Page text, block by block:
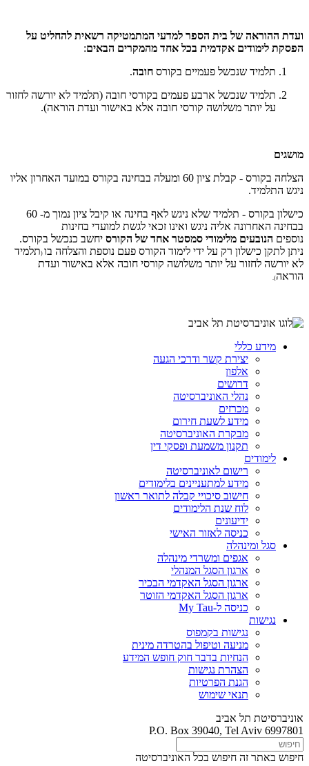
ועדת ההוראה של בית הספר למדעי המתמטיקה רשאית להחליט על
הפסקת לימודים אקדמית בכל אחד מהמקרים הבאים:
תלמיד שנכשל פעמיים בקורס חובה.
תלמיד שנכשל ארבע פעמים בקורסי חובה (תלמיד לא יורשה לחזור
על יותר משלושה קורסי חובה אלא באישור ועדת הוראה).
מושגים
הצלחה בקורס - קבלת ציון 60 ומעלה בבחינה בקורס במועד האחרון אליו
ניגש התלמיד.
כישלון בקורס - תלמיד שלא ניגש לאף בחינה או קיבל ציון נמוך מ- 60
בבחינה האחרונה אליה ניגש ואינו זכאי לגשת למועדי בחינות
נוספים הנובעים מלימודי סמסטר אחד של הקורס יחשב כנכשל בקורס.
ניתן לתקן כישלון רק על ידי לימוד הקורס פעם נוספת והצלחה בו (תלמיד
לא יורשה לחזור על יותר משלושה קורסי חובה אלא באישור ועדת
הוראה).
מידע כללי
יצירת קשר ודרכי הגעה
אלפון
דרושים
נהלי האוניברסיטה
מכרזים
מידע לשעת חירום
מבקרת האוניברסיטה
תקנון משמעת ופסקי דין
לימודים
רישום לאוניברסיטה
מידע למתעניינים בלימודים
חישוב סיכויי קבלה לתואר ראשון
לוח שנת הלימודים
ידיעונים
כניסה לאזור האישי
סגל ומינהלה
אגפים ומשרדי מינהלה
ארגון הסגל המנהלי
ארגון הסגל האקדמי הבכיר
ארגון הסגל האקדמי הזוטר
כניסה ל-My Tau
נגישות
נגישות בקמפוס
מניעה וטיפול בהטרדה מינית
הנחיות בדבר חוק חופש המידע
הצהרת נגישות
הגנת הפרטיות
תנאי שימוש
אוניברסיטת תל אביב
P.O. Box 39040, Tel Aviv 6997801
חיפוש באתר זה חיפוש בכל האוניברסיטה